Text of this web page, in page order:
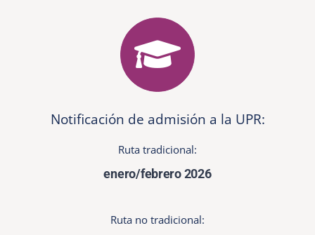
Notificación de admisión a la UPR:
Ruta tradicional:
enero/febrero 2026
Ruta no tradicional: